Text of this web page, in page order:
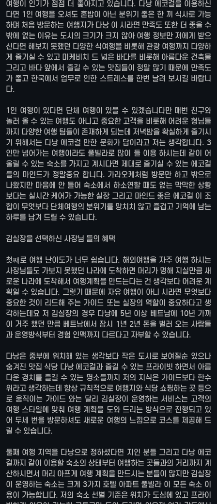
여행이 인기가 점점 더 좋아지고 있습니다. 다낭 에코걸을 이용하신
다면 1인 여행을 오셔도 혼밥이 아닌 분위기 좋은 한 끼 식사로 가능
하며 처음 방문하는 여행지가 다낭 이 시라면 만족도 또한 더 좋을 수
밖에 없는 이유는 도시의 크기가 크지 않아 여행 정보만 저에게 받으
신다면 해보지 못했던 다양한 식여행을 비롯해 관광 여행까지 다양하
게 즐기실 수 있고 미케비치 드 넓은 바다를 비롯해 아름다운 건축물
그리고 바다 앞에서 즐길 수 있는 맛집들이 정말 많기 때문에 만족도
가 좋고 한국에서 업무로 인한 스트레스를 한번 날려 보시길 바랍니
다.
1인 여행이 있다면 단체 여행이 있을 수 있겠습니다만 매번 친구와
놀러 올 수 있는 여행도 아니고 중요한 고객을 비롯해 어려운 형님들
까지 다양한 여행 팀들이 존재하게 되는데 저녁밤을 확실하게 즐기시
기 위해서는 다낭 에코걸 만한 문화가 답이라고 저는 생각합니다. 3
인만 넘어가는 여행이라도 풀빌라로 많이 들 이용 하시는데 같이 어
울릴 수 있는 숙소를 가지고 계시다면 제대로 즐기실 수 있는 에코걸
들의 마인드가 정말중요 합니다. 가라오케처럼 방문만 하고 밖으로
나왔지만 마음에 안 들어 숙소에서 하소연할 때도 없는 막막한 상황
보다는 실시간 케어가 가능한 실장 그리고 마인드 좋은 에코걸 이 조
합이 무엇보다 단체여행의 분위기를 망치치 않고 즐겁고 기억에 남는
하루를 남겨 드릴 수 있습니다.
김실장을 선택하신 사장님 들의 혜택
첫쨰로 여행 난이도가 너무 쉽습니다. 해외여행을 자주 여행 하시는
사장님들도 가보지 못했던 나라에 도착하면 머리가 멍해 지실만큼 새
로운 나라에 도착해서 여행계획을 만드는다는 건 생각보다 어려운 계
획일 수 있습니다. 그렇기 때문에 자유 여행이 아니 시라면 무엇보다
중요한 것이 리드해 주는 가이드 또는 실장의 역할이 중요하다고 생
각하는데요 저 김실장의 경우 다낭에 5년 이상 베트남에 10년 가까
이 거주 했던 만큼 베트남에서 잠시 1년 2년 돈을 벌러 오는 사람들
과 운영방식부터 경험 인맥까지 다르다고 자부할 수 있습니다.
다낭은 중부에 위치해 있는 생각보다 작은 도시로 보여질순 있으나
숨겨진 맛집 식당 다낭 에코걸과 즐길 수 있는 프라이빗 하면서 아름
다운 경치를 즐길 수 있는 명소들까지 저의 지식은 가이드보다 한수
위라고 생각하는데 항상 규칙적으로 여행지와 식당 쇼핑하는 곳 등으
로 움직이는 가이드 와는 달리 김실장이 운영하는 서비스는 고객의
여행 스타일에 맞춰 여행 계획을 도와 드리는 방식으로 진행되고 있
어 두세 번을 방문하셔도 새로운 여행의 느낌으로 코스를 제공해 드
릴 수 있습니다.
둘째 여행 지역을 다낭으로 정하셨다면 지인 분들 그리고 다낭 에코
걸까지 같이 이용할 숙소의 상태부터 여행하는 곳들과의 거리까지 계
산하시면서 머리 아프게 여행 계획을 만드시는 분들이 많지만 김실장
이 운영하는 숙소는 크게 3가지 호텔 아파트 풀빌라 이 모든 숙소 이
용이 가능합니다. 저의 숙소 선별 기준은 위치가 도심에 있고 프라이